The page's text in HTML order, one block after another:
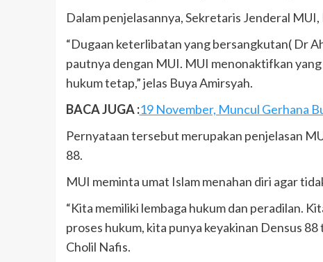
Dalam penjelasannya, Sekretaris Jenderal
“Dugaan keterlibatan yang bersangkutan( Dr
pautnya dengan MUI. MUI menonaktifkan
hukum tetap,” jelas Buya Amirsyah.
BACA JUGA :19 November, Muncul Gerhana
Pernyataan tersebut merupakan penjelasan
88.
MUI meminta umat Islam menahan diri agar
“Kita memiliki lembaga hukum dan peradilan.
proses hukum, kita punya keyakinan Densus
Cholil Nafis.